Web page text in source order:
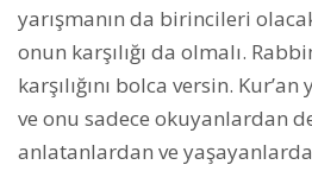
yarışmanın da birincileri
onun karşılığı da olmalı.
karşılığını bolca versin.
ve onu sadece okuyanlardan
anlatanlardan ve